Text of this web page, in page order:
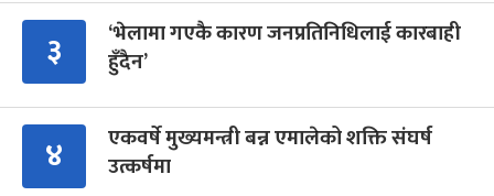
३
‘भेलामा गएकै कारण जनप्रतिनिधिलाई कारबाही
हुँदैन’
४
एकवर्षे मुख्यमन्त्री बन्न एमालेको शक्ति संघर्ष
उत्कर्षमा